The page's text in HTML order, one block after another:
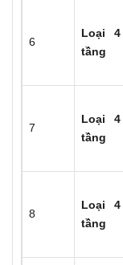
6
Loại 4
tầng
7
Loại 4
tầng
8
Loại 4
tầng